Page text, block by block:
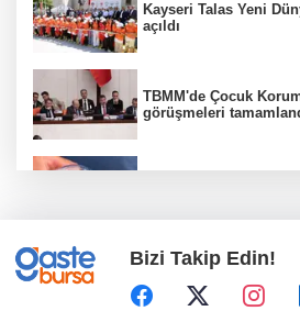
Kayseri Talas Yeni
açıldı
TBMM'de Çocuk
görüşmeleri
Bizi Takip Edin!